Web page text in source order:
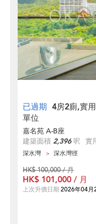
已過期 4房2廁,實
單位
嘉名苑 A-B座
建築面積 2,396呎 實
深水灣 深水灣徑
HK$ 100,000 / 月
HK$ 101,000 / 月
上次升價日期 2026年04月